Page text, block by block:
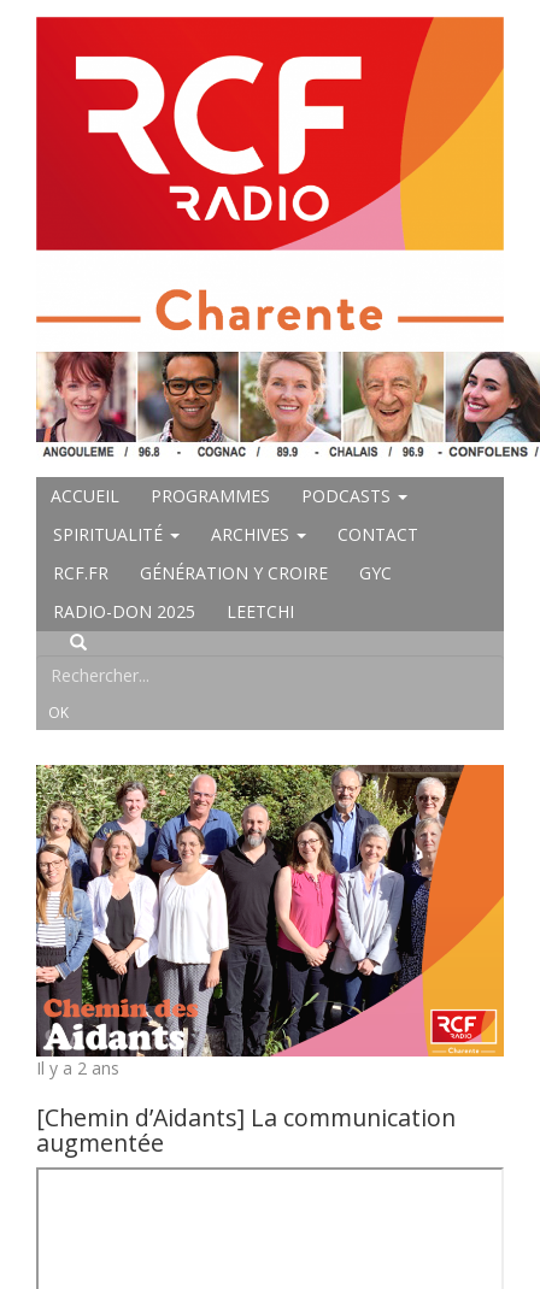
ACCUEIL PROGRAMMES
PODCASTS
SPIRITUALITÉ
ARCHIVES
CONTACT
RCF.FR
GÉNÉRATION Y CROIRE
GYC
RADIO-DON 2025
LEETCHI
Il y a 2 ans
[Chemin d’Aidants] La communication
augmentée